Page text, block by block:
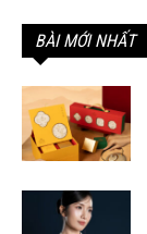
BÀI MỚI NHẤT